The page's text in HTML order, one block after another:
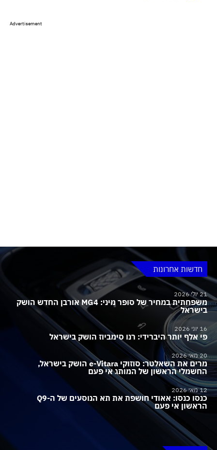
Advertisement
חדשות אחרונות
21 יולי 2026
משפחתית במחיר של סופר מיני: MG4 אורבן החדש הושק
בישראל
16 יוני 2026
פי אלף יותר היברידי: רנו סימביוז הושק בישראל
20 מאי 2026
מרים את השאלטר: סוזוקי e-Vitara הושק בישראל,
החשמלי הראשון של המותג אי פעם
12 מאי 2026
כנסו כנסו: אאודי חושפת את תא הנוסעים של ה-Q9
הראשון אי פעם